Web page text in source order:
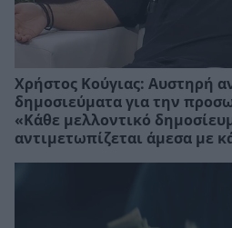
Χρήστος Κούγιας: Αυστηρή
δημοσιεύματα για την
«Κάθε μελλοντικό
αντιμετωπίζεται άμεσα με